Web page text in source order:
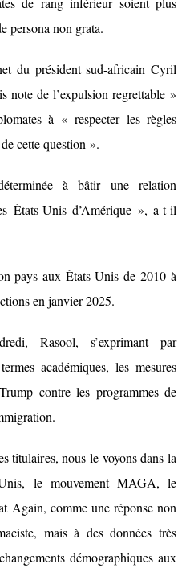
persona non grata.
du président sud-africain Cyril
note de l’expulsion regrettable »
à « respecter les règles
cette question ».
à bâtir une relation
États-Unis d’Amérique », a-t-il
pays aux États-Unis de 2010 à
en janvier 2025.
Rasool, s’exprimant par
académiques, les mesures
contre les programmes de
titulaires, nous le voyons dans la
le mouvement MAGA, le
Again, comme une réponse non
mais à des données très
démographiques aux